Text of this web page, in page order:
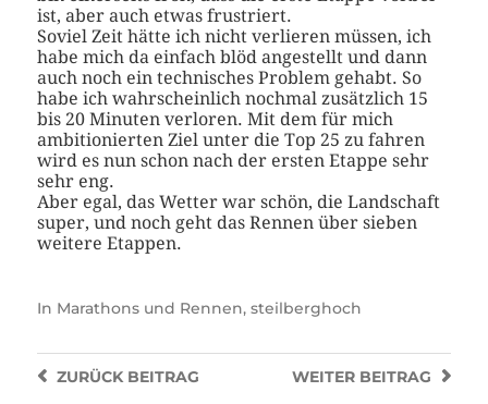
ist, aber auch etwas frustriert.
Soviel Zeit hätte ich nicht verlieren müssen, ich
habe mich da einfach blöd angestellt und dann
auch noch ein technisches Problem gehabt. So
habe ich wahrscheinlich nochmal zusätzlich 15
bis 20 Minuten verloren. Mit dem für mich
ambitionierten Ziel unter die Top 25 zu fahren
wird es nun schon nach der ersten Etappe sehr
sehr eng.
Aber egal, das Wetter war schön, die Landschaft
super, und noch geht das Rennen über sieben
weitere Etappen.
In Marathons und Rennen, steilberghoch
WEITER BEITRAG
ZURÜCKBEITRAG